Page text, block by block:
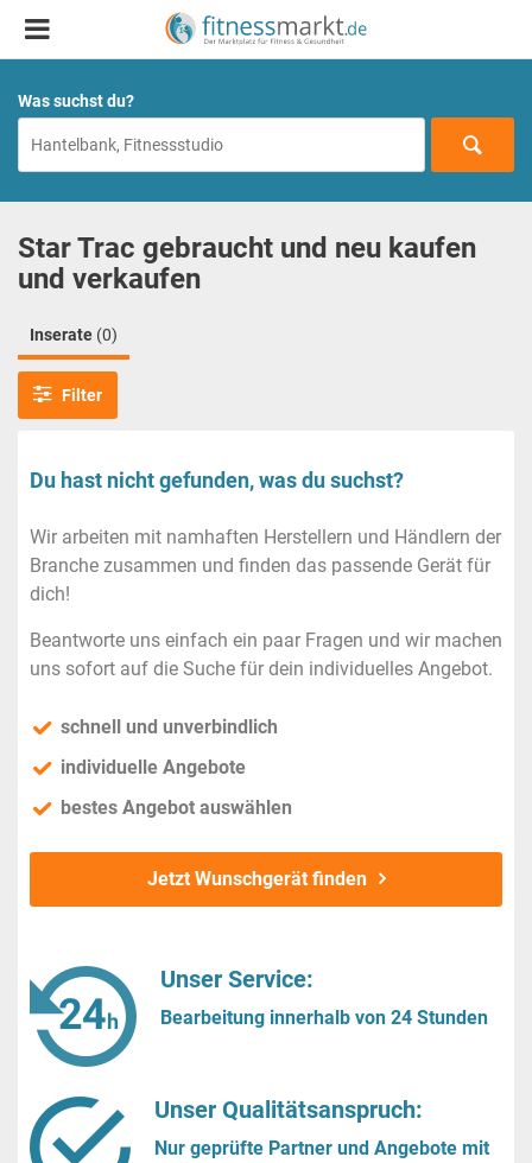
Was suchst du?
Star Trac gebraucht und neu kaufen
und verkaufen
Inserate (0)
Filter
Du hast nicht gefunden, was du suchst?
Wir arbeiten mit namhaften Herstellern und Händlern der
Branche zusammen und finden das passende Gerät für
dich!
Beantworte uns einfach ein paar Fragen und wir machen
uns sofort auf die Suche für dein individuelles Angebot.
schnell und unverbindlich
individuelle Angebote
bestes Angebot auswählen
Jetzt Wunschgerät finden
Unser Service:
Bearbeitung innerhalb von 24 Stunden
Unser Qualitätsanspruch:
Nur geprüfte Partner und Angebote mit